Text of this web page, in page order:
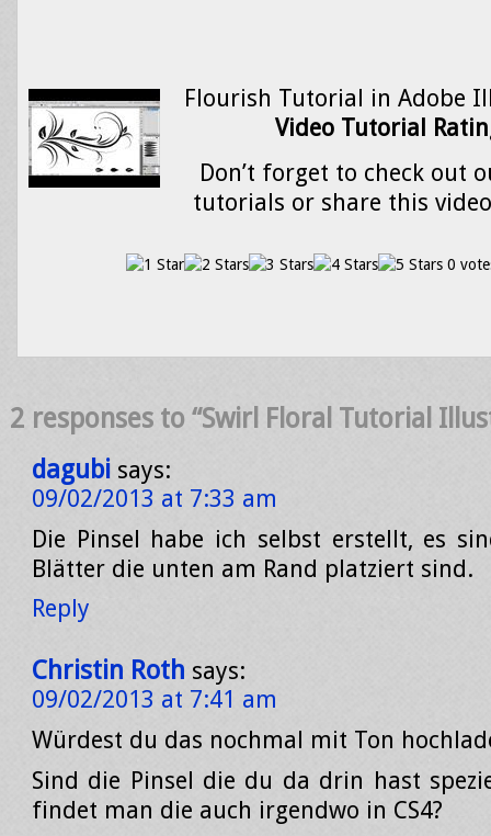
Flourish Tutorial in Adobe
Video Tutorial
Don’t forget to check out
tutorials or share this
0
2 responses to “Swirl Floral Tutorial
dagubi says:
09/02/2013 at 7:33 am
Die Pinsel habe ich selbst erstellt, es
Blätter die unten am Rand platziert sind.
Reply
Christin Roth says:
09/02/2013 at 7:41 am
Würdest du das nochmal mit Ton
Sind die Pinsel die du da drin hast
findet man die auch irgendwo in CS4?